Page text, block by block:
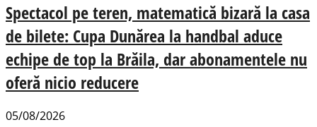
Spectacol pe teren, matematică bizară la casa
de bilete: Cupa Dunărea la handbal aduce
echipe de top la Brăila, dar abonamentele nu
oferă nicio reducere
05/08/2026